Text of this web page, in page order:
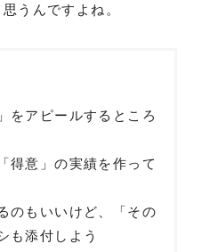
うんですよね。
をアピールするところ
得意」の実績を作って
のもいいけど、「その
も添付しよう